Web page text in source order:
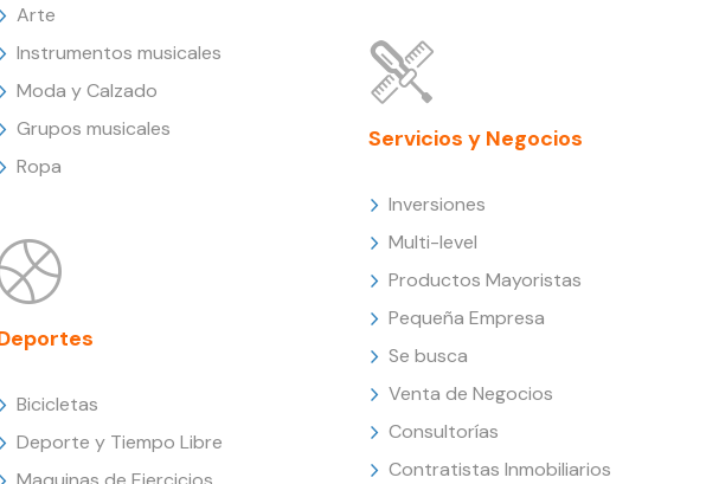
Arte
Instrumentos musicales
Moda y Calzado
Grupos musicales
Ropa
Bicicletas
Deporte y Tiempo Libre
Servicios y Negocios
Inversiones
Multi-level
Productos Mayoristas
Pequeña Empresa
Se busca
Venta de Negocios
Consultorías
Contratistas Inmobiliarios